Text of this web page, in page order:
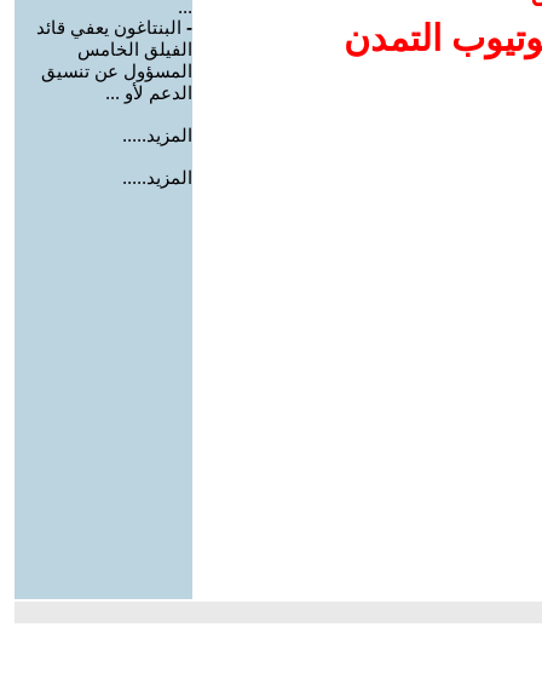
التمدن
...
- البنتاغون يعفي قائد
الفيلق الخامس
المسؤول عن تنسيق
الدعم لأو ...
المزيد.....
المزيد.....